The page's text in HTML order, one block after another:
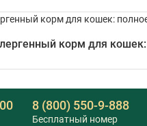
корм для
8 (800) 550-9-888
Бесплатный номер